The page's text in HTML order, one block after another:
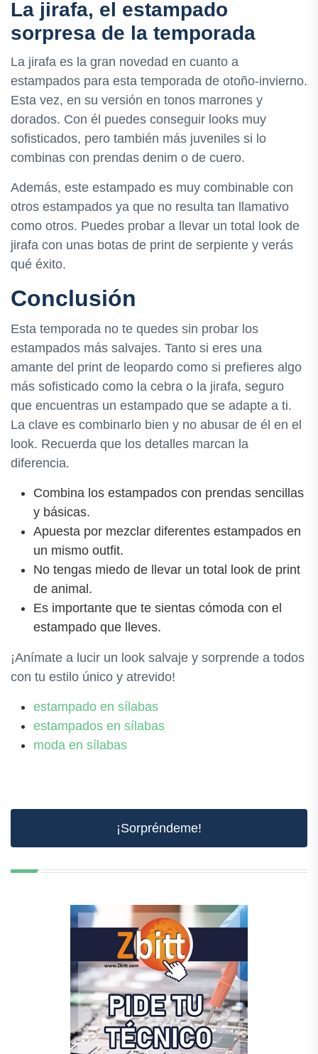
La jirafa, el estampado
sorpresa de la temporada
La jirafa es la gran novedad en cuanto a
estampados para esta temporada de otoño-invierno.
Esta vez, en su versión en tonos marrones y
dorados. Con él puedes conseguir looks muy
sofisticados, pero también más juveniles si lo
combinas con prendas denim o de cuero.
Además, este estampado es muy combinable con
otros estampados ya que no resulta tan llamativo
como otros. Puedes probar a llevar un total look de
jirafa con unas botas de print de serpiente y verás
qué éxito.
Conclusión
Esta temporada no te quedes sin probar los
estampados más salvajes. Tanto si eres una
amante del print de leopardo como si prefieres algo
más sofisticado como la cebra o la jirafa, seguro
que encuentras un estampado que se adapte a ti.
La clave es combinarlo bien y no abusar de él en el
look. Recuerda que los detalles marcan la
diferencia.
Combina los estampados con prendas sencillas
y básicas.
Apuesta por mezclar diferentes estampados en
un mismo outfit.
No tengas miedo de llevar un total look de print
de animal.
Es importante que te sientas cómoda con el
estampado que lleves.
¡Anímate a lucir un look salvaje y sorprende a todos
con tu estilo único y atrevido!
estampado en sílabas
estampados en sílabas
moda en sílabas
¡Sorpréndeme!